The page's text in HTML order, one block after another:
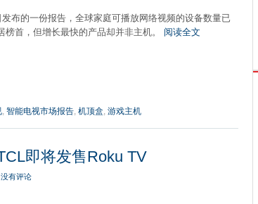
布的一份报告，全球家庭可播放网络视频的设备数量已
榜首，但增长最快的产品却并非主机。 阅读全文
, 智能电视市场报告, 机顶盒, 游戏主机
即将发售Roku TV
没有评论